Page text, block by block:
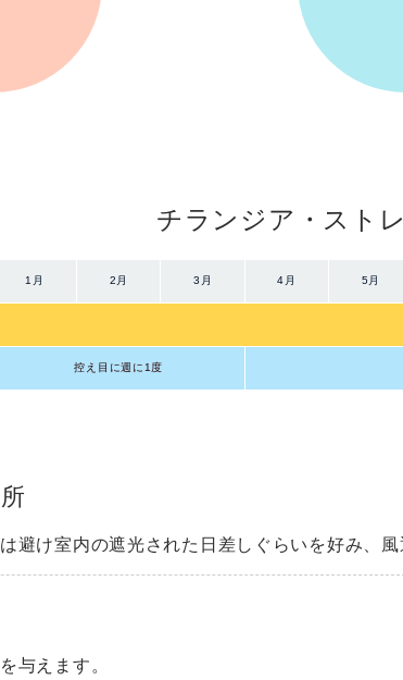
チランジア・スト
1月 2月 3月 4月 5月
控え目に週に1度
避け室内の遮光された日差しぐらいを好み、風
与えます。